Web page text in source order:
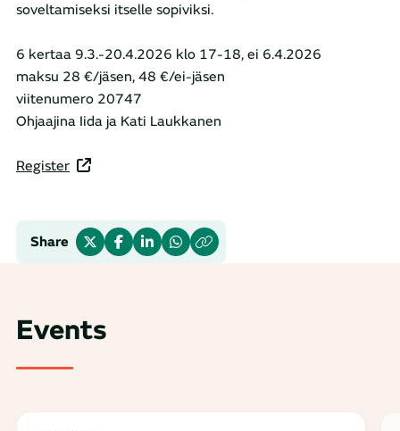
soveltamiseksi itselle sopiviksi.
6 kertaa 9.3.-20.4.2026 klo 17-18, ei 6.4.2026
maksu 28 €/jäsen, 48 €/ei-jäsen
viitenumero 20747
Ohjaajina Iida ja Kati Laukkanen
Register
Share
Events